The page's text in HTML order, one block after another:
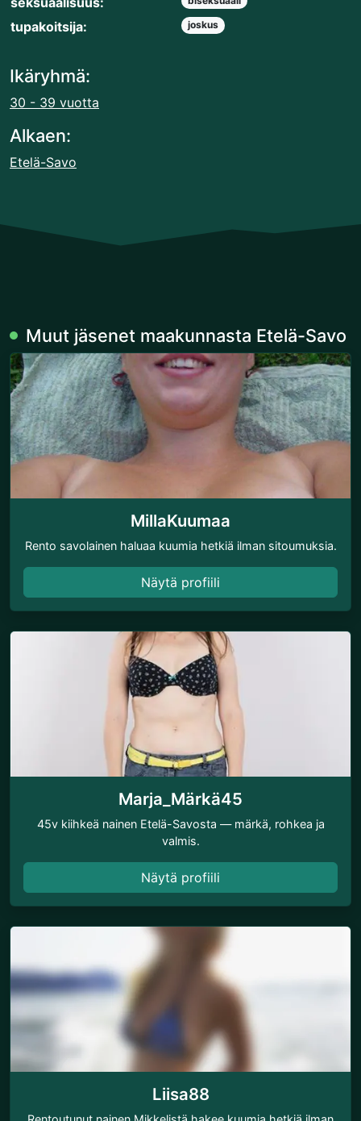
tupakoitsija: joskus
Ikäryhmä:
30 - 39 vuotta
Alkaen:
Etelä-Savo
Muut jäsenet maakunnasta Etelä-Savo
MillaKuumaa
Rento savolainen haluaa kuumia hetkiä ilman sitoumuksia.
Näytä profiili
Marja_Märkä45
45v kiihkeä nainen Etelä-Savosta — märkä, rohkea ja
valmis.
Näytä profiili
Liisa88